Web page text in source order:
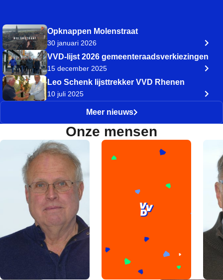
Opknappen Molenstraat
30 januari 2026
VVD-lijst 2026 gemeenteraadsverkiezingen
15 december 2025
Leo Schenk lijsttrekker VVD Rhenen
10 juli 2025
Meer nieuws
Onze mensen